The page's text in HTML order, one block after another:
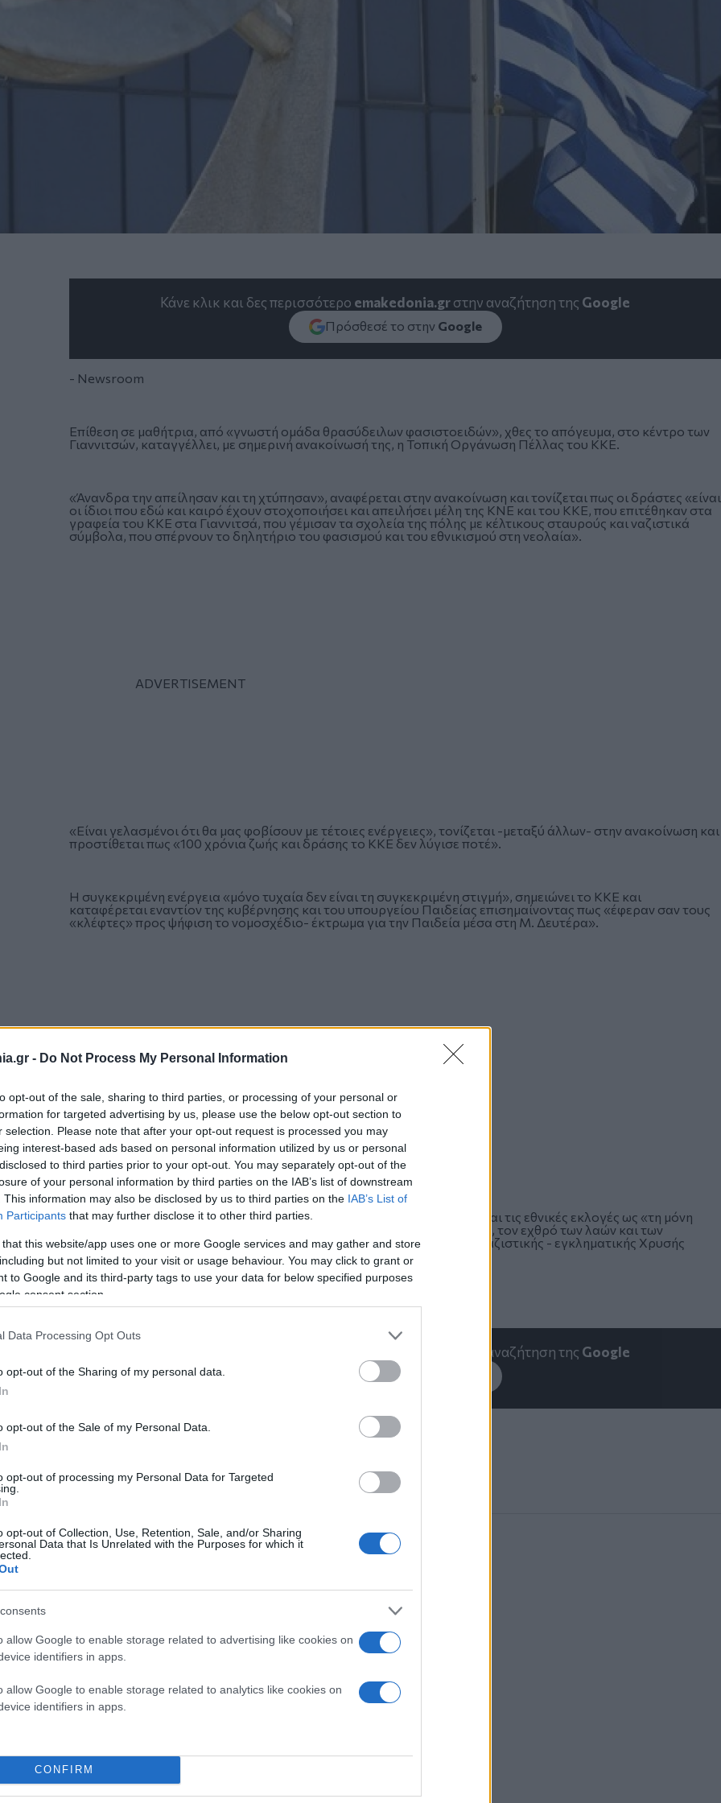
- Do Not Process My Personal Information
opt-out of the sale, sharing to third parties, or processing of your personal or
for targeted advertising by us, please use the below opt-out section to
selection. Please note that after your opt-out request is processed you may
interest-based ads based on personal information utilized by us or personal
to third parties prior to your opt-out. You may separately opt-out of the
of your personal information by third parties on the IAB’s list of downstream
This information may also be disclosed by us to third parties on the IAB’s List of
Participants that may further disclose it to other third parties.
that this website/app uses one or more Google services and may gather and store
but not limited to your visit or usage behaviour. You may click to grant or
to Google and its third-party tags to use your data for below specified purposes
consent section.
Data Processing Opt Outs
opt-out of the Sharing of my personal data.
opt-out of the Sale of my Personal Data.
opt-out of processing my Personal Data for Targeted
opt-out of Collection, Use, Retention, Sale, and/or Sharing
Data that Is Unrelated with the Purposes for which it
allow Google to enable storage related to advertising like cookies on
identifiers in apps.
allow Google to enable storage related to analytics like cookies on
identifiers in apps.
CONFIRM
Κάνε κλικ και δες περισσότερο emakedonia.grστην αναζήτηση της Google
Πρόσθεσέ το στην Google
- Newsroom
Επίθεση σε μαθήτρια, από «γνωστή ομάδα θρασύδειλων φασιστοειδών», χθες το απόγευμα, στο κέντρο των
Γιαννιτσών, καταγγέλλει, με σημερινή ανακοίνωσή της, η Τοπική Οργάνωση Πέλλας του ΚΚΕ.
«Άνανδρα την απείλησαν και τη χτύπησαν», αναφέρεται στην ανακοίνωση και τονίζεται πως οι δράστες «είναι
οι ίδιοι που εδώ και καιρό έχουν στοχοποιήσει και απειλήσει μέλη της ΚΝΕ και του ΚΚΕ, που επιτέθηκαν στα
γραφεία του ΚΚΕ στα Γιαννιτσά, που γέμισαν τα σχολεία της πόλης με κέλτικους σταυρούς και ναζιστικά
σύμβολα, που σπέρνουν το δηλητήριο του φασισμού και του εθνικισμού στη νεολαία».
«Είναι γελασμένοι ότι θα μας φοβίσουν με τέτοιες ενέργειες», τονίζεται -μεταξύ άλλων- στην ανακοίνωση και
προστίθεται πως «100 χρόνια ζωής και δράσης το ΚΚΕ δεν λύγισε ποτέ».
Η συγκεκριμένη ενέργεια «μόνο τυχαία δεν είναι τη συγκεκριμένη στιγμή», σημειώνει το ΚΚΕ και
καταφέρεται εναντίον της κυβέρνησης και του υπουργείου Παιδείας επισημαίνοντας πως «έφεραν σαν τους
«κλέφτες» προς ψήφιση το νομοσχέδιο- έκτρωμα για την Παιδεία μέσα στη Μ. Δευτέρα».
Το ΚΚΕ καλεί επίσης σε ενδυνάμωση του κόμματος στις ευρωεκλογές και τις εθνικές εκλογές ως «τη μόνη
φωνή αντίστασης στην πολιτική της ΕΕ, της ένωσης των εκμεταλλευτών, τον εχθρό των λαών και των
δικαιωμάτων τους», γιατί μόνο αυτό «αποτελεί συνεπή αντίπαλο της ναζιστικής - εγκληματικής Χρυσής
Αυγής και των υπόλοιπων φασιστικών ομάδων».
ΑΠΕ-ΜΠΕ
στην αναζήτηση της Google
Πρόσθεσέ το στην